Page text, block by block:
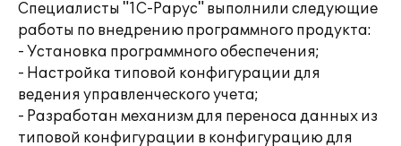
Специалисты "1С-Рарус" выполнили следующие
работы по внедрению программного продукта:
- Установка программного обеспечения;
- Настройка типовой конфигурации для
ведения управленческого учета;
- Разработан механизм для переноса данных из
типовой конфигурации в конфигурацию для